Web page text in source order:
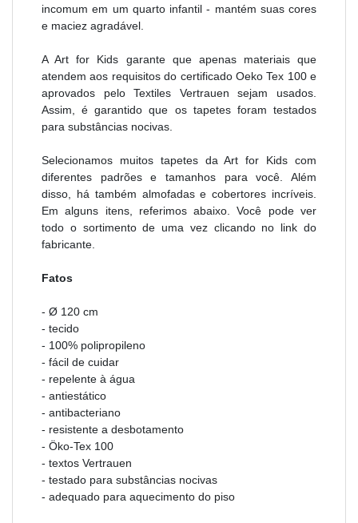
incomum em um quarto infantil - mantém suas cores
e maciez agradável.
A Art for Kids garante que apenas materiais que
atendem aos requisitos do certificado Oeko Tex 100 e
aprovados pelo Textiles Vertrauen sejam usados.
Assim, é garantido que os tapetes foram testados
para substâncias nocivas
Selecionamos muitos tapetes da Art for Kids com
diferentes padrões e tamanhos para você. Além
disso, há também almofadas e cobertores incríveis.
Em alguns itens, referimos abaixo. Você pode ver
todo o sortimento de uma vez clicando no link do
fabricante.
Fatos
- Ø 120 cm
- tecido
- 100% polipropileno
- fácil de cuidar
- repelente à água
- antiestático
- antibacteriano
- resistente a desbotamento
- Öko-Tex 100
- textos Vertrauen
- testado para substâncias nocivas
- adequado para aquecimento do piso